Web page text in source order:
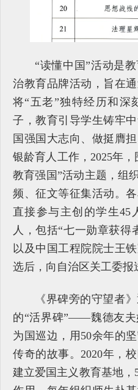
“读懂中国”活动是
治教育品牌活动，旨在
将“五老”独特经历和深
子，教育引导学生铸牢
国强国大志向、做挺膺
银龄育人工作，2025年
教育强国”活动主题，组
频、征文等征集活动。
直接参与主创的学生45
人，包括“七一勋章获得
以及中国工程院院士王
选后，向自治区关工委报
《界碑旁的守望者
的“活界碑”——魏德友夫
为国巡边，用50余年的
传奇的故事。2020年，
建立爱国主义教育基地